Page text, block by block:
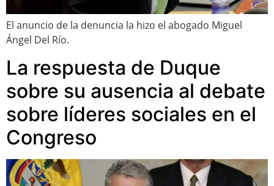
El anuncio de la denuncia la hizo el abogado Miguel
Ángel Del Río.
La respuesta de Duque
sobre su ausencia al debate
sobre líderes sociales en el
Congreso